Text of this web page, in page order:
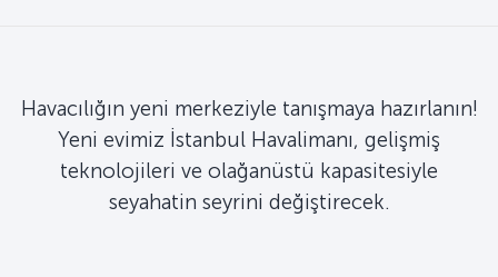
Havacılığın yeni merkeziyle tanışmaya hazırlanın!
Yeni evimiz İstanbul Havalimanı, gelişmiş
teknolojileri ve olağanüstü kapasitesiyle
seyahatin seyrini değiştirecek.